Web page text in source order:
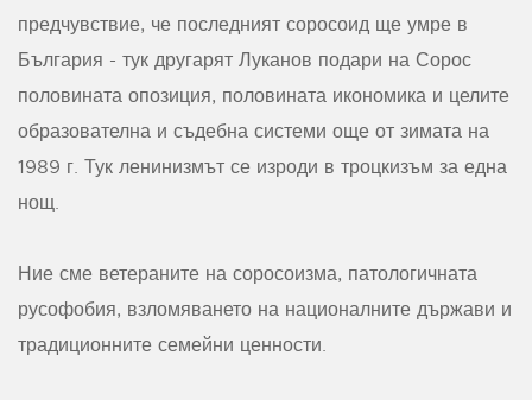
предчувствие, че последният соросоид ще умре в
България - тук другарят Луканов подари на Сорос
половината опозиция, половината икономика и целите
образователна и съдебна системи още от зимата на
1989 г. Тук ленинизмът се изроди в троцкизъм за една
нощ.
Ние сме ветераните на соросоизма, патологичната
русофобия, взломяването на националните държави и
традиционните семейни ценности.